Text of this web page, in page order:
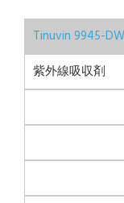
Tinuvin 9945-
紫外線吸収剤